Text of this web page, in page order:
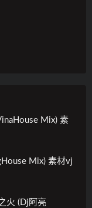
Mix) 素
Mix) 素材vj
火 (Dj阿亮